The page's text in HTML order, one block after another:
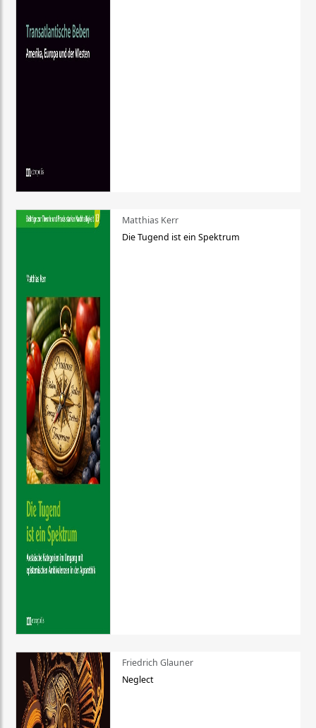
Matthias Kerr
Die Tugend ist ein Spektrum
Friedrich Glauner
Neglect